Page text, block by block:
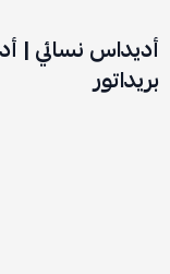
أديداس نسائي |
بريداتور